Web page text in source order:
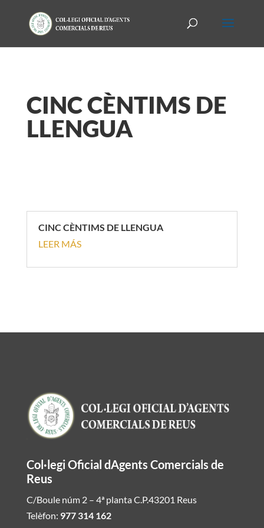
CINC CÈNTIMS DE
LLENGUA
CINC CÈNTIMS DE LLENGUA
LEER MÁS
Col·legi Oficial dAgents Comercials de
Reus
C/Boule núm 2 – 4ª planta C.P.43201 Reus
Telèfon: 977 314 162